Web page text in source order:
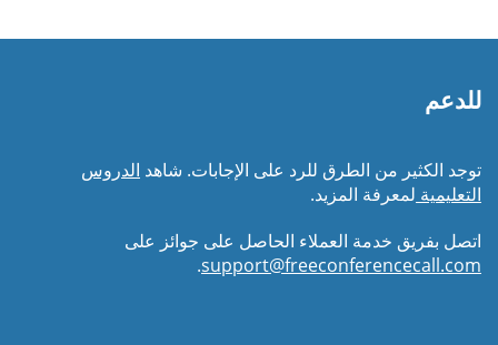
للدعم
توجد الكثير من الطرق للرد على الإجابات. شاهد الدروس
التعليمية لمعرفة المزيد.
اتصل بفريق خدمة العملاء الحاصل على جوائز على
support@freeconferencecall.com
.